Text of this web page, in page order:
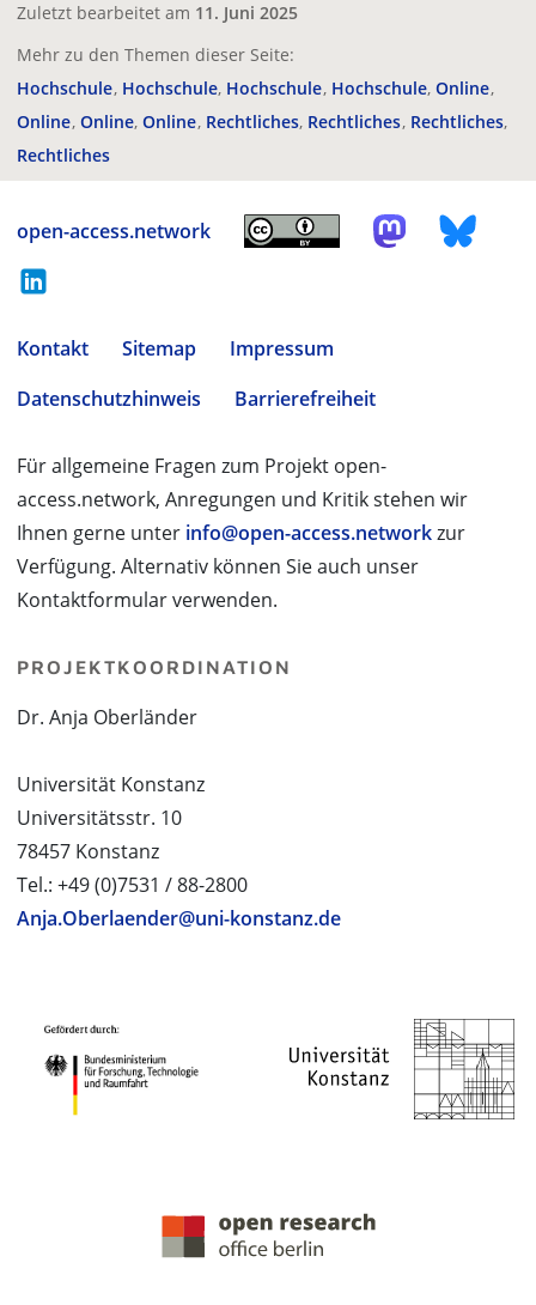
Zuletzt bearbeitet am 11. Juni 2025
Mehr zu den Themen dieser Seite:
Hochschule Hochschule Hochschule Hochschule Online
Online Online Online Rechtliches Rechtliches Rechtliches
Rechtliches
open-access.network
Kontakt Sitemap
Impressum
Datenschutzhinweis
Barrierefreiheit
Für allgemeine Fragen zum Projekt open-
access.network, Anregungen und Kritik stehen wir
Ihnen gerne unter info@open-access.networkzur
Verfügung. Alternativ können Sie auch unser
Kontaktformular verwenden.
PROJEKTKOORDINATION
Dr. Anja Oberländer
Universität Konstanz
Universitätsstr. 10
78457 Konstanz
Tel.: +49 (0)7531 / 88-2800
Anja.Oberlaender@uni-konstanz.de